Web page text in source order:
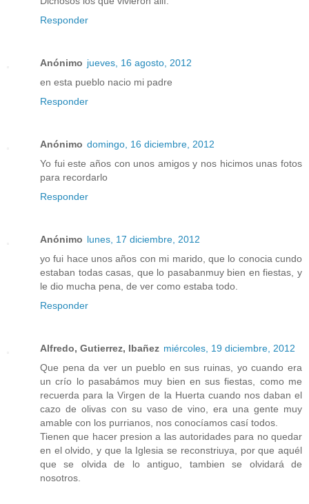
Responder
Anónimo jueves, 16 agosto, 2012
en esta pueblo nacio mi padre
Responder
Anónimo domingo, 16 diciembre, 2012
Yo fui este años con unos amigos y nos hicimos unas fotos
para recordarlo
Responder
Anónimo lunes, 17 diciembre, 2012
yo fui hace unos años con mi marido, que lo conocia cundo
estaban todas casas, que lo pasabanmuy bien en fiestas, y
le dio mucha pena, de ver como estaba todo.
Responder
Alfredo, Gutierrez, Ibañez miércoles, 19 diciembre, 2012
Que pena da ver un pueblo en sus ruinas, yo cuando era
un crío lo pasabámos muy bien en sus fiestas, como me
recuerda para la Virgen de la Huerta cuando nos daban el
cazo de olivas con su vaso de vino, era una gente muy
amable con los purrianos, nos conocíamos casí todos.
Tienen que hacer presion a las autoridades para no quedar
en el olvido, y que la Iglesia se reconstriuya, por que aquél
que se olvida de lo antiguo, tambien se olvidará de
nosotros.